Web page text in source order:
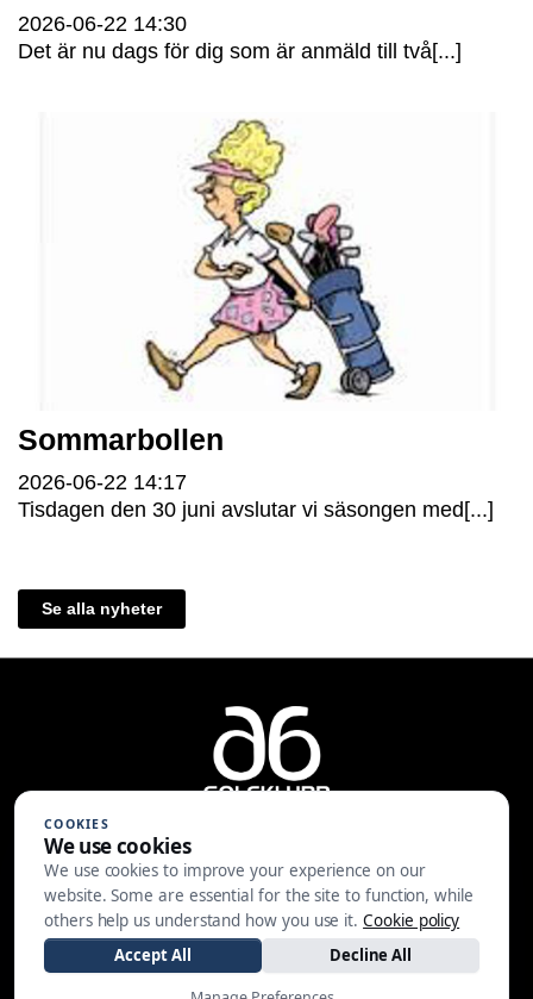
2026-06-22 14:30
Det är nu dags för dig som är anmäld till två[...]
Sommarbollen
2026-06-22 14:17
Tisdagen den 30 juni avslutar vi säsongen med[...]
Se alla nyheter
A6 Golfklubb | Centralvägen 37 |
553 05 JÖNKÖPING | 036-30 81 30
|info@a6gk.se
COOKIES
We use cookies
We use cookies to improve your experience on our
website. Some are essential for the site to function, while
others help us understand how you use it. Cookie policy
Accept All
Decline All